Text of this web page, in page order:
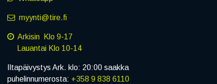
myynti@tire.fi
Arkisin Klo 9-17
Lauantai Klo 10-14
Iltapäivystys Ark. klo: 20:00 saakka
puhelinnumerosta: +358 9 838 6110